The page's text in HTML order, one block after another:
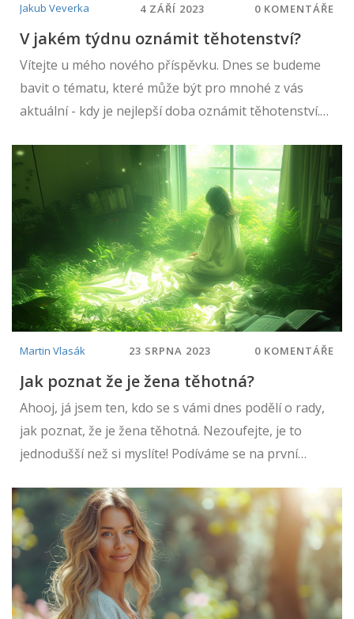
Jakub Veverka 4 ZÁŘÍ 2023 0 KOMENTÁŘE
V jakém týdnu oznámit těhotenství?
Vítejte u mého nového příspěvku. Dnes se budeme
bavit o tématu, které může být pro mnohé z vás
aktuální - kdy je nejlepší doba oznámit těhotenství.
radostnou novinku s okolím. Je to citlivé téma a
každý z nás má vlastní názor, tak se mičte se mi do
komentářů a podívejme se na to z různých úhlů
Martin Vlasák 23 SRPNA 2023 0 KOMENTÁŘE
Jak poznat že je žena těhotná?
Ahooj, já jsem ten, kdo se s vámi dnes podělí o rady,
jak poznat, že je žena těhotná. Nezoufejte, je to
jednodušší než si myslíte! Podíváme se na první
Povíme si také o tom, jak fungují těhotenské testy a
kdy je nejlepší je použít. A co je nejdůležitější,
ukážeme vám, jak podpořit partnerku v tomto
radostném období.